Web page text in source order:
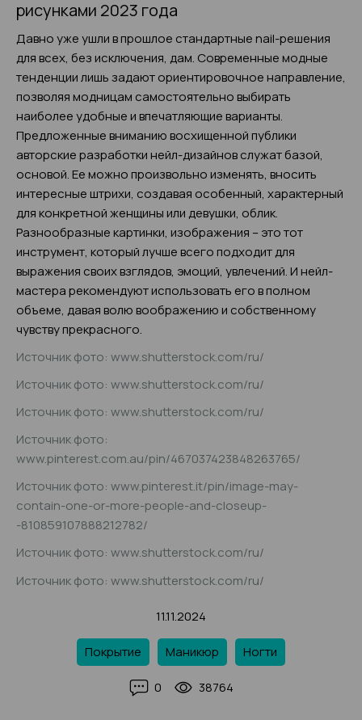
рисунками 2023 года
Давно уже ушли в прошлое стандартные nail-решения
для всех, без исключения, дам. Современные модные
тенденции лишь задают ориентировочное направление,
позволяя модницам самостоятельно выбирать
наиболее удобные и впечатляющие варианты.
Предложенные вниманию восхищенной публики
авторские разработки нейл-дизайнов служат базой,
основой. Ее можно произвольно изменять, вносить
интересные штрихи, создавая особенный, характерный
для конкретной женщины или девушки, облик.
Разнообразные картинки, изображения – это тот
инструмент, который лучше всего подходит для
выражения своих взглядов, эмоций, увлечений. И нейл-
мастера рекомендуют использовать его в полном
объеме, давая волю воображению и собственному
чувству прекрасного.
Источник фото: www.shutterstock.com/ru/
Источник фото: www.shutterstock.com/ru/
Источник фото: www.shutterstock.com/ru/
Источник фото:
www.pinterest.com.au/pin/467037423848263765/
Источник фото: www.pinterest.it/pin/image-may-
contain-one-or-more-people-and-closeup-
-810859107888212782/
Источник фото: www.shutterstock.com/ru/
Источник фото: www.shutterstock.com/ru/
11.11.2024
Покрытие Маникюр Ногти
0 38764